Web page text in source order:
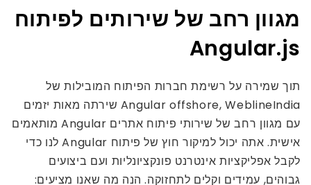
מגוון רחב של שירותים לפיתוח
Angular.js
תוך שמירה על רשימת חברות הפיתוח המובילות של
Angular offshore, WeblineIndia שירתה מאות יזמים
עם מגוון רחב של שירותי פיתוח אתרים Angular מותאמים
אישית. אתה יכול למיקור חוץ של פיתוח Angular לנו כדי
לקבל אפליקציות אינטרנט פונקציונליות ועם ביצועים
גבוהים, עמידים וקלים לתחזוקה. הנה מה שאנו מציעים: